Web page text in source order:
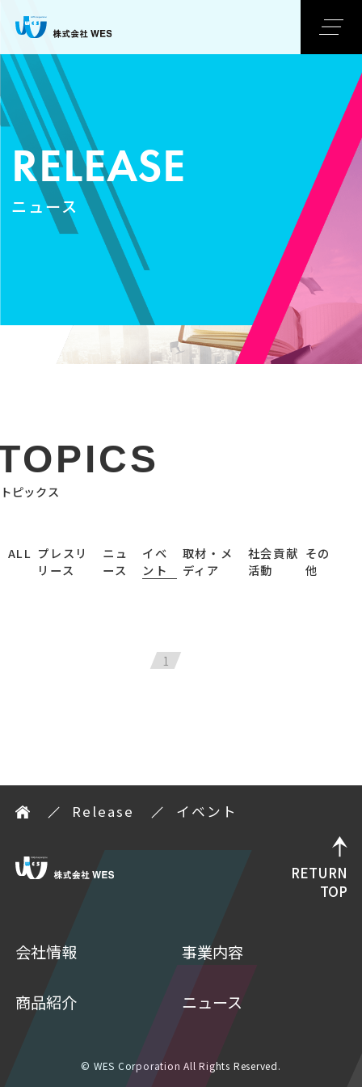
RELEASE
ニュース
トピックス
ALL プレスリ
リース
ニュ
ース
イベ
ント
取材・メ
ディア
社会貢献
活動
その
他
1
Release イベント
会社情報 事業内容
商品紹介 ニュース
© WES Corporation All Rights Reserved.
RETURN
TOP